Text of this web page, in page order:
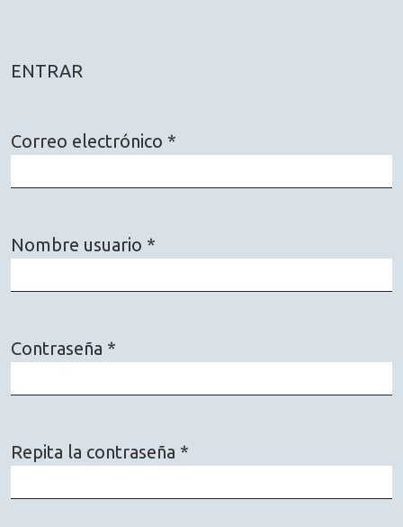
ENTRAR
Correo electrónico *
Nombre usuario *
Contraseña *
Repita la contraseña *